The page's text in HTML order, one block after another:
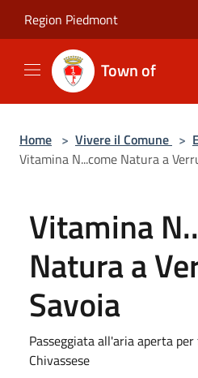
Region Piedmont
Town of
Home > Vivere il Comune >
Vitamina N...come Natura a
Vitamina
Natura a
Savoia
Passeggiata all'aria aperta
Chivassese